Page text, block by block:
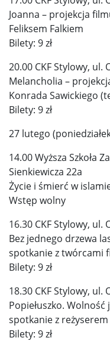
Joanna – projekcja
Feliksem Falkiem
Bilety: 9 zł
20.00 CKF Stylowy, ul.
Melancholia –
Konrada Sawickiego
Bilety: 9 zł
27 lutego
14.00 Wyższa Szkoła
Sienkiewicza 22a
Życie i śmierć w
Wstęp wolny
16.30 CKF Stylowy, ul.
Bez jednego drzewa
spotkanie z twórcami
Bilety: 9 zł
18.30 CKF Stylowy, ul.
Popiełuszko.
spotkanie z reżyserem
Bilety: 9 zł